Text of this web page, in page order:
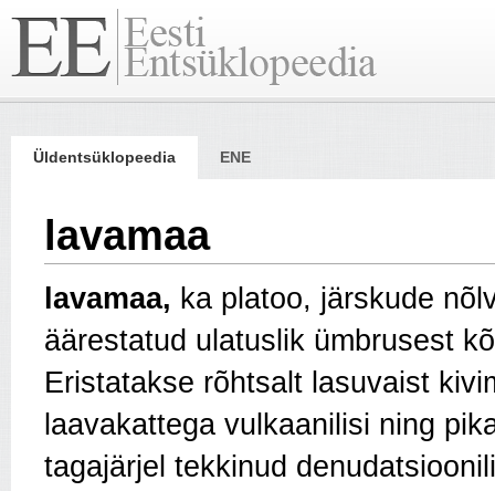
Üldentsüklopeedia ENE
lavamaa
lavamaa, ka platoo, järskude
äärestatud ulatuslik ümbrusest
Eristatakse rõhtsalt lasuvaist
laavakattega vulkaanilisi ning
tagajärjel tekkinud